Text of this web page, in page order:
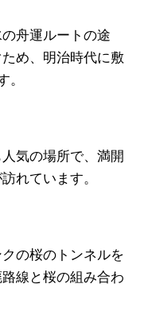
舟運ルートの途
め、明治時代に敷
。
気の場所で、満開
れています。
の桜のトンネルを
線と桜の組み合わ